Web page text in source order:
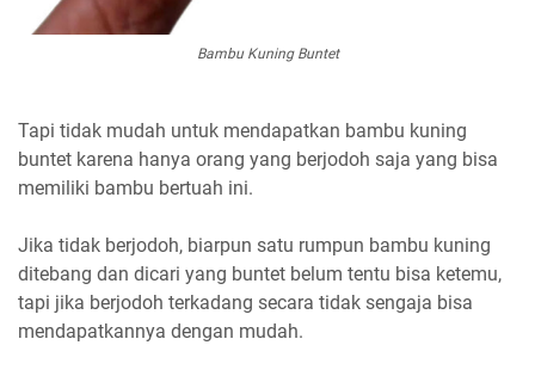
Bambu Kuning Buntet
Tapi tidak mudah untuk mendapatkan bambu kuning
buntet karena hanya orang yang berjodoh saja yang bisa
memiliki bambu bertuah ini.
Jika tidak berjodoh, biarpun satu rumpun bambu kuning
ditebang dan dicari yang buntet belum tentu bisa ketemu,
tapi jika berjodoh terkadang secara tidak sengaja bisa
mendapatkannya dengan mudah.